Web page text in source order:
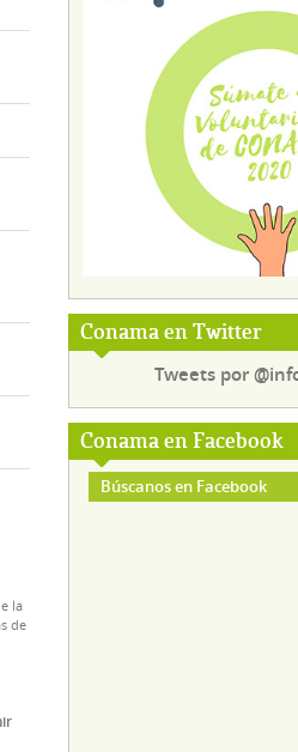
Conama en Twitter
Tweets por
Conama en Facebook
Búscanos en Facebook
la
de